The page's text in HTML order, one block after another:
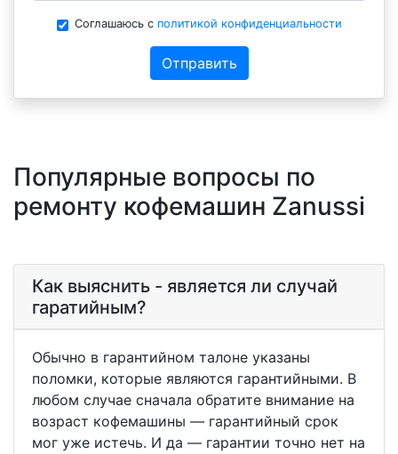
Соглашаюсь с политикой конфиденциальности
Отправить
Популярные вопросы по
ремонту кофемашин Zanussi
Как выяснить - является ли случай
гаратийным?
Обычно в гарантийном талоне указаны
поломки, которые являются гарантийными. В
любом случае сначала обратите внимание на
возраст кофемашины — гарантийный срок
мог уже истечь. И да — гарантии точно нет на